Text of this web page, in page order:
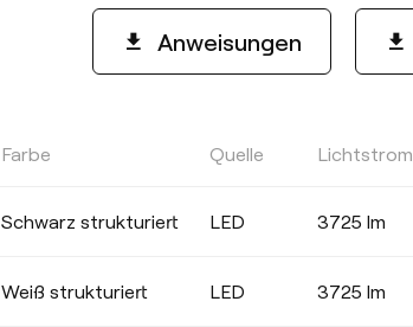
Anweisungen
FARBE
Farbe Quelle Lichtstrom
Schwarz strukturiert LED 3725 lm
Weiß strukturiert LED 3725 lm